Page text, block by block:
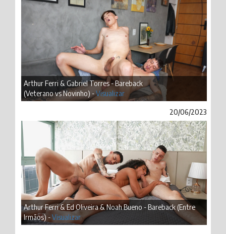
Arthur Ferri & Gabriel Torres - Bareback
(Veterano vs Novinho) -Visualizar
20/06/2023
Arthur Ferri & Ed Oliveira & Noah Bueno - Bareback (Entre
Irmãos) -Visualizar